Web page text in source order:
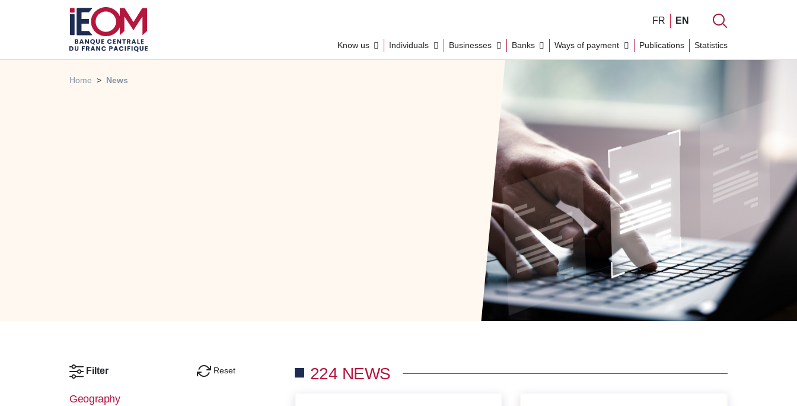
FR EN
Know us Individuals Businesses Banks Ways of payment Publications Statistics
Home News
224 NEWS
Filter Reset
Geography